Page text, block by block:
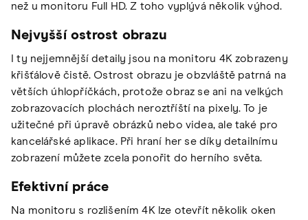
než u monitoru Full HD. Z toho vyplývá několik výhod.
Nejvyšší ostrost obrazu
I ty nejjemnější detaily jsou na monitoru 4K zobrazeny
křišťálově čistě. Ostrost obrazu je obzvláště patrná na
větších úhlopříčkách, protože obraz se ani na velkých
zobrazovacích plochách neroztříští na pixely. To je
užitečné při úpravě obrázků nebo videa, ale také pro
kancelářské aplikace. Při hraní her se díky detailnímu
zobrazení můžete zcela ponořit do herního světa.
Efektivní práce
Na monitoru s rozlišením 4K lze otevřít několik oken